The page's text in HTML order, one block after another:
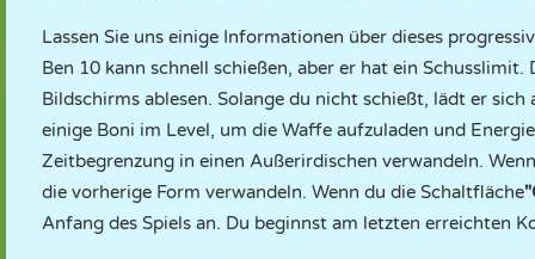
Lassen Sie uns einige Informationen über dieses
Ben 10 kann schnell schießen, aber er hat ein
Bildschirms ablesen. Solange du nicht schießt, lädt er
einige Boni im Level, um die Waffe aufzuladen und
Zeitbegrenzung in einen Außerirdischen verwandeln.
die vorherige Form verwandeln. Wenn du die Schaltfläche
Anfang des Spiels an. Du beginnst am letzten erreichten